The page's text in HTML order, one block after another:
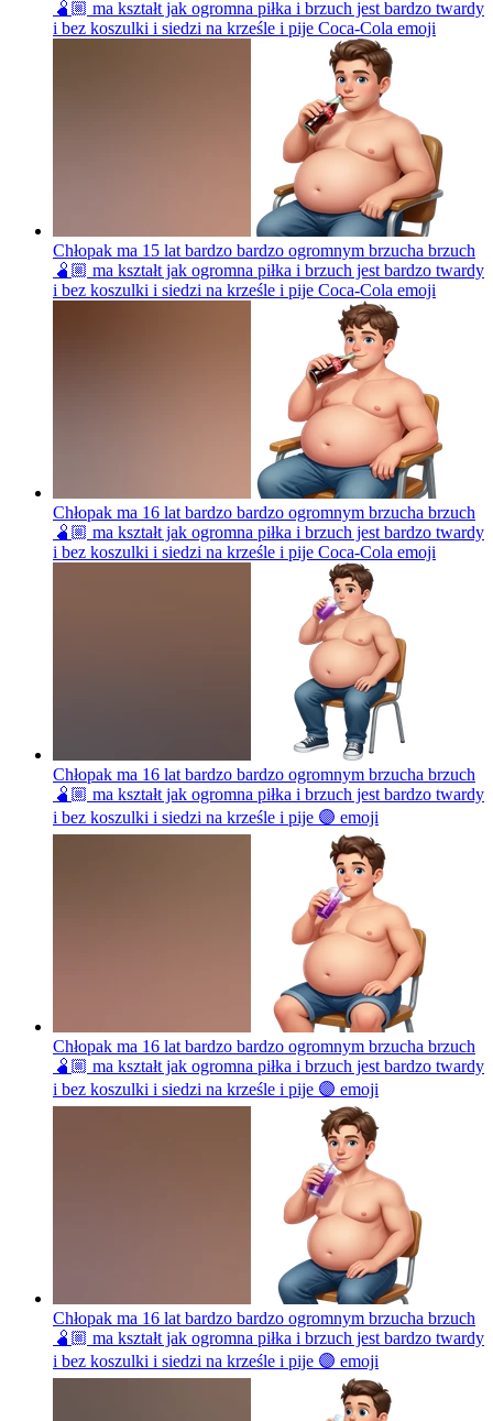
🫄🏼 ma kształt jak ogromna piłka i brzuch jest bardzo twardy
i bez koszulki i siedzi na krześle i pije Coca-Cola emoji
Chłopak ma 15 lat bardzo bardzo ogromnym brzucha brzuch
🫄🏼 ma kształt jak ogromna piłka i brzuch jest bardzo twardy
i bez koszulki i siedzi na krześle i pije Coca-Cola emoji
Chłopak ma 16 lat bardzo bardzo ogromnym brzucha brzuch
🫄🏼 ma kształt jak ogromna piłka i brzuch jest bardzo twardy
i bez koszulki i siedzi na krześle i pije Coca-Cola emoji
Chłopak ma 16 lat bardzo bardzo ogromnym brzucha brzuch
🫄🏼 ma kształt jak ogromna piłka i brzuch jest bardzo twardy
i bez koszulki i siedzi na krześle i pije 🟣 emoji
Chłopak ma 16 lat bardzo bardzo ogromnym brzucha brzuch
🫄🏼 ma kształt jak ogromna piłka i brzuch jest bardzo twardy
i bez koszulki i siedzi na krześle i pije 🟣 emoji
Chłopak ma 16 lat bardzo bardzo ogromnym brzucha brzuch
🫄🏼 ma kształt jak ogromna piłka i brzuch jest bardzo twardy
i bez koszulki i siedzi na krześle i pije 🟣 emoji